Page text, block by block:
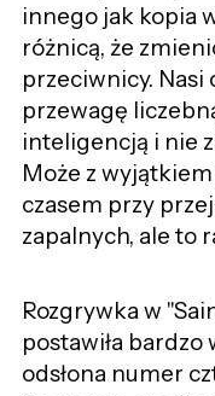
innego jak kopia
różnicą, że
przeciwnicy. Nasi
przewagę
inteligencją i nie
Może z
czasem przy
zapalnych, ale to
Rozgrywka w
postawiła
odsłona numer